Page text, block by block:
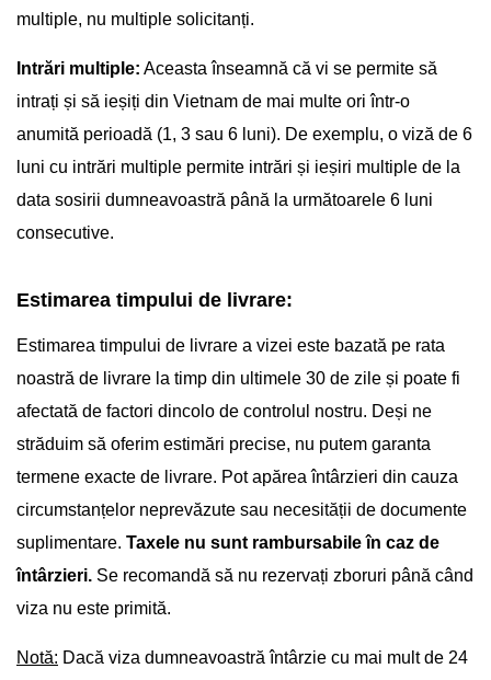
multiple, nu multiple solicitanți.
Intrări multiple: Aceasta înseamnă că vi se permite să
intrați și să ieșiți din Vietnam de mai multe ori într-o
anumită perioadă (1, 3 sau 6 luni). De exemplu, o viză de 6
luni cu intrări multiple permite intrări și ieșiri multiple de la
data sosirii dumneavoastră până la următoarele 6 luni
consecutive.
Estimarea timpului de livrare:
Estimarea timpului de livrare a vizei este bazată pe rata
noastră de livrare la timp din ultimele 30 de zile și poate fi
afectată de factori dincolo de controlul nostru. Deși ne
străduim să oferim estimări precise, nu putem garanta
termene exacte de livrare. Pot apărea întârzieri din cauza
circumstanțelor neprevăzute sau necesității de documente
suplimentare. Taxele nu sunt rambursabile în caz de
întârzieri. Se recomandă să nu rezervați zboruri până când
viza nu este primită.
Notă: Dacă viza dumneavoastră întârzie cu mai mult de 24